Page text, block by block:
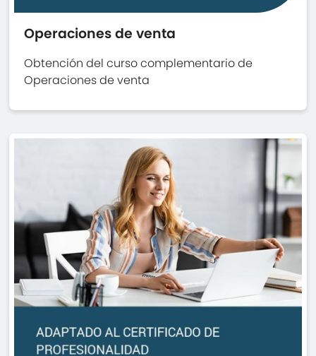
Operaciones de venta
Obtención del curso complementario de
Operaciones de venta